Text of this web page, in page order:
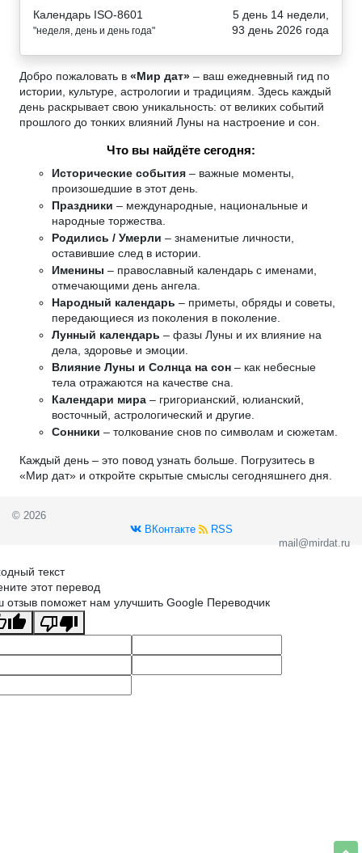
Календарь ISO-8601
"неделя, день и день года"
5 день 14 недели,
93 день 2026 года
Добро пожаловать в «Мир дат» – ваш ежедневный гид по
истории, культуре, астрологии и традициям. Здесь каждый
день раскрывает свою уникальность: от великих событий
прошлого до тонких влияний Луны на настроение и сон.
Что вы найдёте сегодня:
Исторические события – важные моменты,
произошедшие в этот день.
Праздники – международные, национальные и
народные торжества.
Родились / Умерли – знаменитые личности,
оставившие след в истории.
Именины – православный календарь с именами,
отмечающими день ангела.
Народный календарь – приметы, обряды и советы,
передающиеся из поколения в поколение.
Лунный календарь – фазы Луны и их влияние на
дела, здоровье и эмоции.
Влияние Луны и Солнца на сон – как небесные
тела отражаются на качестве сна.
Календари мира – григорианский, юлианский,
восточный, астрологический и другие.
Сонники – толкование снов по символам и сюжетам.
Каждый день – это повод узнать больше. Погрузитесь в
«Мир дат» и откройте скрытые смыслы сегодняшнего дня.
© 2026
ВКонтакте
RSS
mail@mirdat.ru
текст
этот перевод
отзыв поможет нам улучшить Google Переводчик